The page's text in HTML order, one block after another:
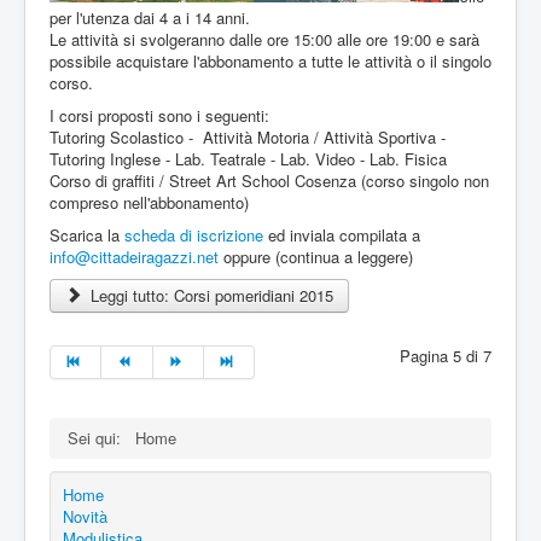
per l'utenza dai 4 a i 14 anni.
Le attività si svolgeranno dalle ore 15:00 alle ore 19:00 e sarà
possibile acquistare l'abbonamento a tutte le attività o il singolo
corso.
I corsi proposti sono i seguenti:
Tutoring Scolastico - Attività Motoria / Attività Sportiva -
Tutoring Inglese - Lab. Teatrale - Lab. Video - Lab. Fisica
Corso di graffiti / Street Art School Cosenza (corso singolo non
compreso nell'abbonamento)
Scarica la scheda di iscrizione ed inviala compilata a
info@cittadeiragazzi.net oppure (continua a leggere)
Leggi tutto: Corsi pomeridiani 2015
Pagina 5 di 7
Sei qui: Home
Home
Novità